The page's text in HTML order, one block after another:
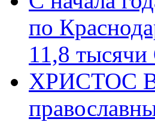
по
11,8
ХРИСТОС